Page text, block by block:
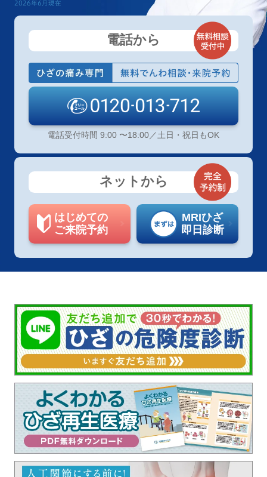
電話から
電話受付時間 9:00 〜18:00／土日・祝日もOK
ネットから
はじめての
ご来院予約
MRIひざ
即日診断